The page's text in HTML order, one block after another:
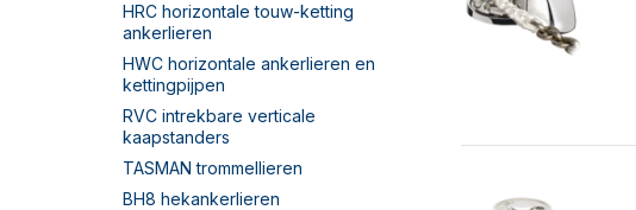
HRC horizontale touw-ketting
ankerlieren
HWC horizontale ankerlieren en
kettingpijpen
RVC intrekbare verticale
kaapstanders
TASMAN trommellieren
BH8 hekankerlieren